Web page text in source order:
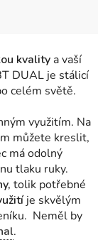
kvality a vaší
DUAL je stálicí
celém světě.
využitím. Na
můžete kreslit,
má odolný
tlaku ruky.
tolik potřebné
je skvělým
Neměl by
.